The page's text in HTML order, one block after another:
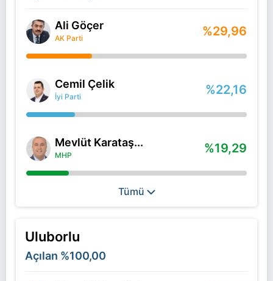
Ali Göçer
AK Parti %29,96
Cemil Çelik
İyi Parti %22,16
Mevlüt Karataş...
MHP %19,29
Tümü
Uluborlu
Açılan %100,00